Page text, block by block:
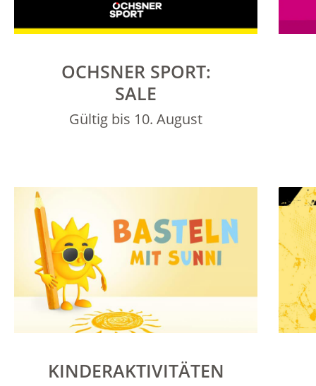
OCHSNER SPORT:
SALE
Gültig bis 10. August
KINDERAKTIVITÄTEN